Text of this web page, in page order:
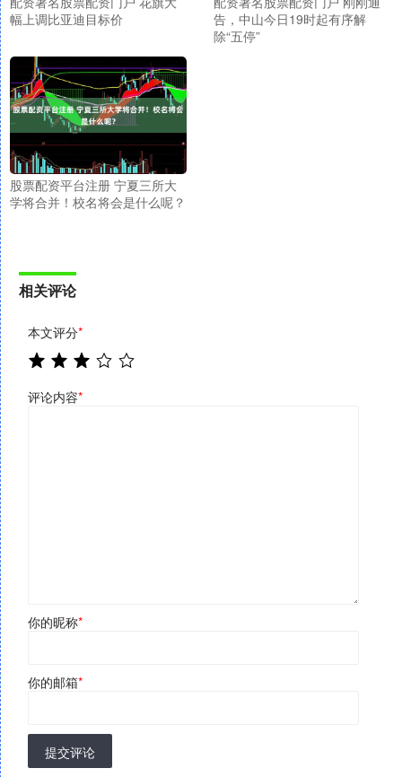
幅上调比亚迪目标价
告，中山今日19时起有序解
除“五停”
股票配资平台注册 宁夏三所大
学将合并！校名将会是什么呢？
相关评论
本文评分*
评论内容*
你的昵称*
你的邮箱*
提交评论